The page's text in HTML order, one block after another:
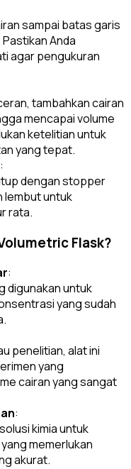
sampai batas garis
Anda
agar pengukuran
tambahkan cairan
mencapai volume
ketelitian untuk
yang tepat.
:
dengan stopper
lembut untuk
rata.
Flask?
:
digunakan untuk
yang sudah
penelitian, alat ini
yang
cairan yang sangat
:
kimia untuk
memerlukan
akurat.